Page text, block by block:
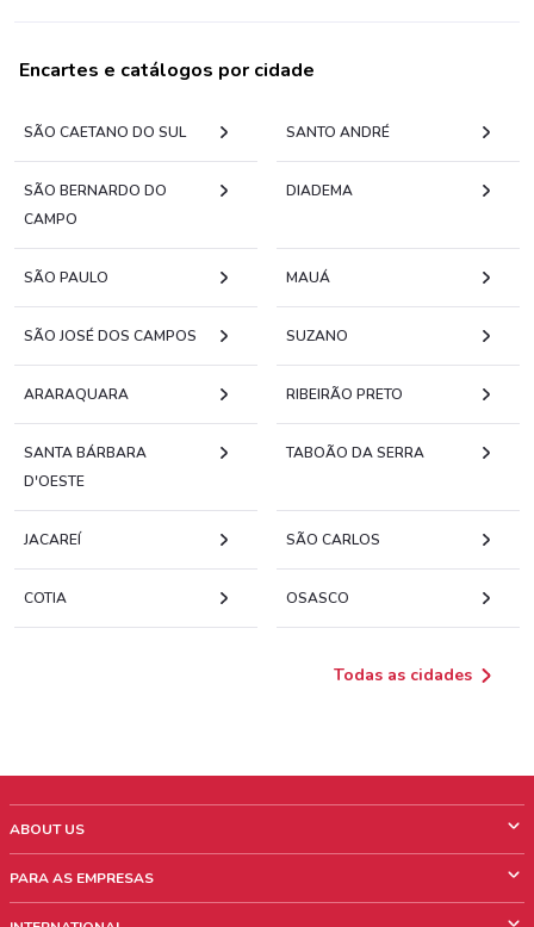
Encartes e catálogos por cidade
SÃO CAETANO DO SUL SANTO ANDRÉ
SÃO BERNARDO DO
CAMPO
DIADEMA
SÃO PAULO MAUÁ
SÃO JOSÉ DOS CAMPOS SUZANO
ARARAQUARA RIBEIRÃO PRETO
SANTA BÁRBARA
D'OESTE
TABOÃO DA SERRA
JACAREÍ SÃO CARLOS
COTIA OSASCO
Todas as cidades
ABOUT US
Quem Somos
PARA AS EMPRESAS